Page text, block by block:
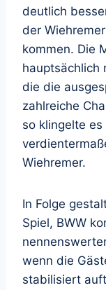
deutlich
der
kommen. Die
hauptsächlich
die die
zahlreiche
so klingelte
Wiehremer.
In Folge
Spiel, BWW
wenn die
stabilisiert